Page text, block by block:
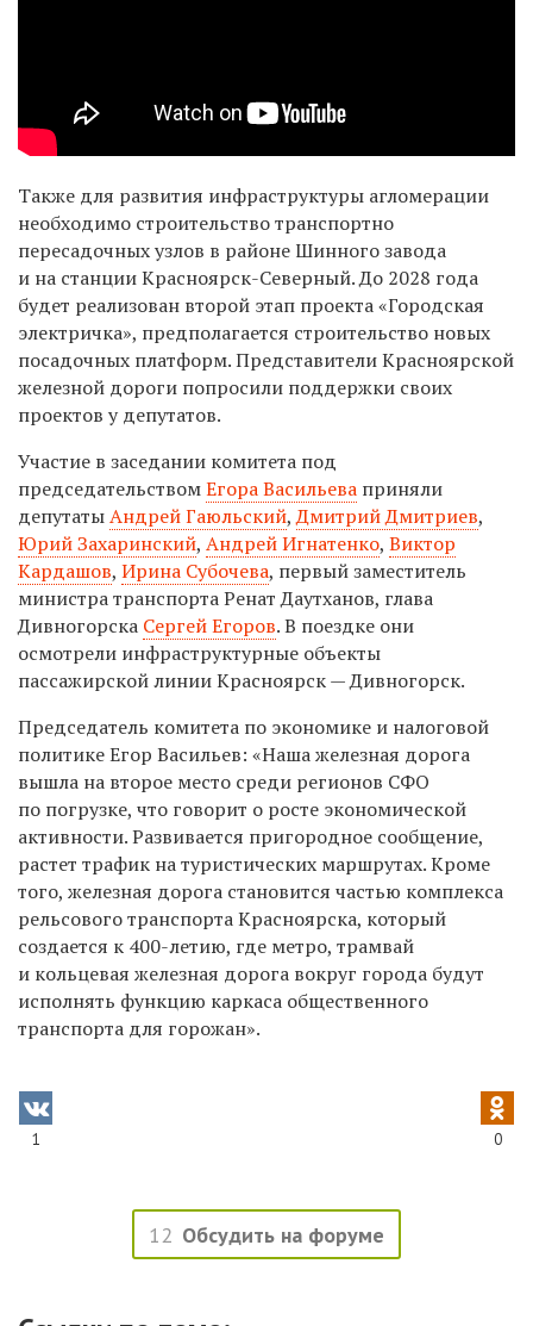
Также для развития инфраструктуры агломерации
необходимо строительство транспортно
пересадочных узлов в районе Шинного завода
и на станции Красноярск-Северный. До 2028 года
будет реализован второй этап проекта «Городская
электричка», предполагается строительство новых
посадочных платформ. Представители Красноярской
железной дороги попросили поддержки своих
проектов у депутатов.
Участие в заседании комитета под
председательствомЕгора Васильева приняли
депутатыАндрей Гаюльский,Дмитрий Дмитриев,
Юрий Захаринский, Андрей Игнатенко, Виктор
Кардашов, Ирина Субочева, первый заместитель
министра транспорта Ренат Даутханов, глава
Дивногорска Сергей Егоров. В поездке они
осмотрели инфраструктурные объекты
пассажирской линии Красноярск — Дивногорск.
Председатель комитета по экономике и налоговой
политике Егор Васильев: «Наша железная дорога
вышла на второе место среди регионов СФО
по погрузке, что говорит о росте экономической
активности. Развивается пригородное сообщение,
растет трафик на туристических маршрутах. Кроме
того, железная дорога становится частью комплекса
рельсового транспорта Красноярска, который
создается к 400-летию, где метро, трамвай
и кольцевая железная дорога вокруг города будут
исполнять функцию каркаса общественного
транспорта для горожан».
1 0
12 Обсудить на форуме